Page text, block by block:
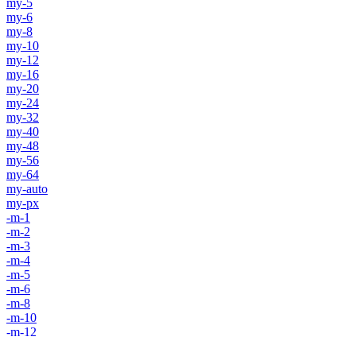
my-6
my-8
my-10
my-12
my-16
my-20
my-24
my-32
my-40
my-48
my-56
my-64
my-auto
my-px
-m-1
-m-2
-m-3
-m-4
-m-5
-m-6
-m-8
-m-10
-m-12